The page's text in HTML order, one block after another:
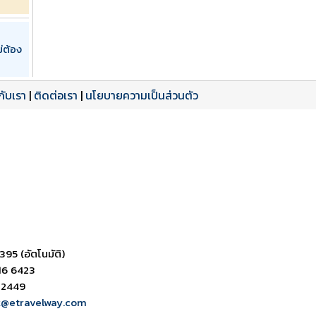
ต้อง
เรา | ติดต่อเรา | นโยบายความเป็นส่วนตัว
(อัตโนมัติ)
6423